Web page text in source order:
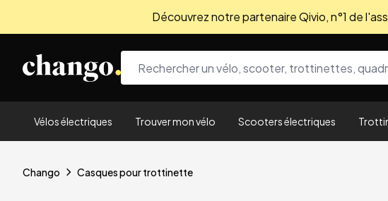
Découvrez notre partenaire Qivio, n°1 de
Vélos électriques Trouver mon vélo Scooters électriques
Chango Casques pour trottinette